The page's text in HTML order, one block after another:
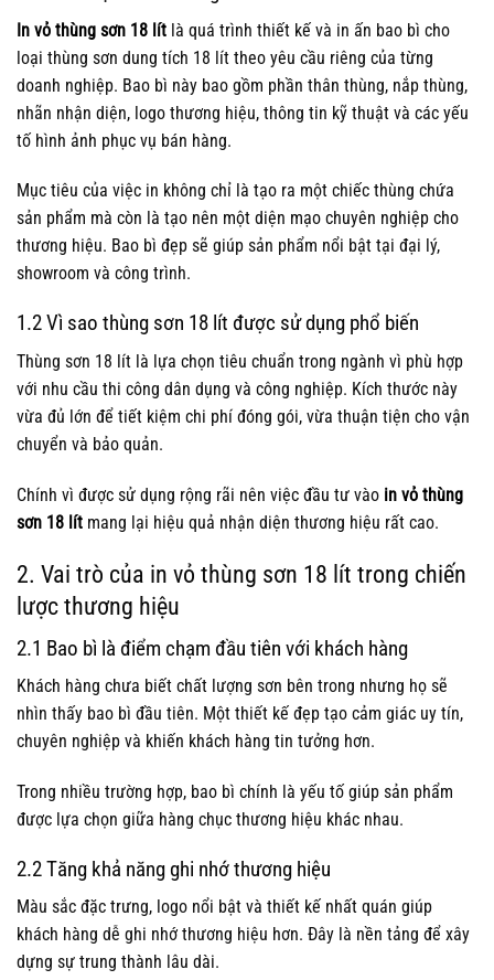
In vỏ thùng sơn 18 lít là quá trình thiết kế và in ấn bao bì cho
loại thùng sơn dung tích 18 lít theo yêu cầu riêng của từng
doanh nghiệp. Bao bì này bao gồm phần thân thùng, nắp thùng,
nhãn nhận diện, logo thương hiệu, thông tin kỹ thuật và các yếu
tố hình ảnh phục vụ bán hàng.
Mục tiêu của việc in không chỉ là tạo ra một chiếc thùng chứa
sản phẩm mà còn là tạo nên một diện mạo chuyên nghiệp cho
thương hiệu. Bao bì đẹp sẽ giúp sản phẩm nổi bật tại đại lý,
showroom và công trình.
1.2 Vì sao thùng sơn 18 lít được sử dụng phổ biến
Thùng sơn 18 lít là lựa chọn tiêu chuẩn trong ngành vì phù hợp
với nhu cầu thi công dân dụng và công nghiệp. Kích thước này
vừa đủ lớn để tiết kiệm chi phí đóng gói, vừa thuận tiện cho vận
chuyển và bảo quản.
Chính vì được sử dụng rộng rãi nên việc đầu tư vào in vỏ thùng
sơn 18 lít mang lại hiệu quả nhận diện thương hiệu rất cao.
2. Vai trò của in vỏ thùng sơn 18 lít trong chiến
lược thương hiệu
2.1 Bao bì là điểm chạm đầu tiên với khách hàng
Khách hàng chưa biết chất lượng sơn bên trong nhưng họ sẽ
nhìn thấy bao bì đầu tiên. Một thiết kế đẹp tạo cảm giác uy tín,
chuyên nghiệp và khiến khách hàng tin tưởng hơn.
Trong nhiều trường hợp, bao bì chính là yếu tố giúp sản phẩm
được lựa chọn giữa hàng chục thương hiệu khác nhau.
2.2 Tăng khả năng ghi nhớ thương hiệu
Màu sắc đặc trưng, logo nổi bật và thiết kế nhất quán giúp
khách hàng dễ ghi nhớ thương hiệu hơn. Đây là nền tảng để xây
dựng sự trung thành lâu dài.